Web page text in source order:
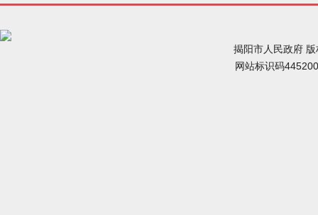
揭阳市人民政府
网站标识码